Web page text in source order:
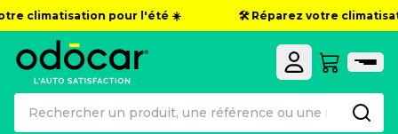
climatisation pour l'été ☀️ 🛠️ Réparez votre